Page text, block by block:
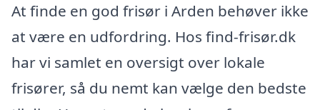
At finde en god frisør i Arden behøver ikke
at være en udfordring. Hos find-frisør.dk
har vi samlet en oversigt over lokale
frisører, så du nemt kan vælge den bedste